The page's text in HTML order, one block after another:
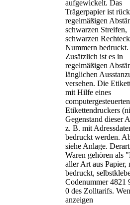
aufgewickelt. Das
Trägerpapier ist
regelmäßigen
schwarzen Streifen,
schwarzen
Nummern bedruckt.
Zusätzlich ist es in
regelmäßigen
länglichen
versehen. Die
mit Hilfe eines
computergesteuerten
Etikettendruckers
Gegenstand dieser
z. B. mit
bedruckt werden.
siehe Anlage.
Waren gehören als
aller Art aus Papier,
bedruckt,
Codenummer 4821
0 des Zolltarifs.
anzeigen